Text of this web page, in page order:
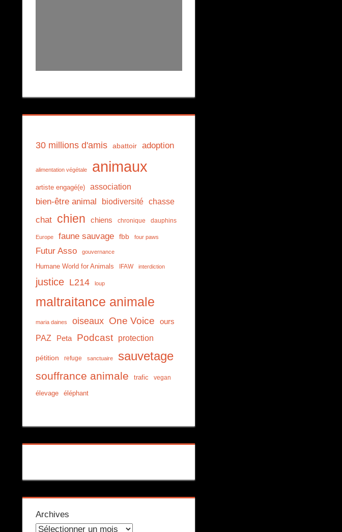
30 millions d'amis abattoir adoption
alimentation végétale animaux
artiste engagé(e) association
bien-être animal biodiversité chasse
chat chien chiens chronique dauphins
Europe faune sauvage fbb four paws
Futur Asso gouvernance
Humane World for Animals IFAW interdiction
justice L214 loup
maltraitance animale
maria daines oiseaux One Voice ours
PAZ Peta Podcast protection
pétition refuge sanctuaire sauvetage
souffrance animale trafic vegan
élevage éléphant
Archives